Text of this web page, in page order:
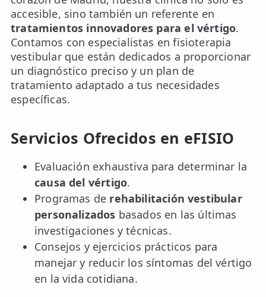
accesible, sino también un referente en
tratamientos innovadores para el vértigo.
Contamos con especialistas en fisioterapia
vestibular que están dedicados a proporcionar
un diagnóstico preciso y un plan de
tratamiento adaptado a tus necesidades
específicas.
Servicios Ofrecidos en eFISIO
Evaluación exhaustiva para determinar la
causa del vértigo.
Programas de rehabilitación vestibular
personalizados basados en las últimas
investigaciones y técnicas.
Consejos y ejercicios prácticos para
manejar y reducir los síntomas del vértigo
en la vida cotidiana.